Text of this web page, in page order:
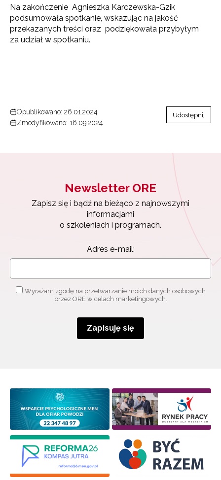
Na zakończenie Agnieszka Karczewska-Gzik
podsumowała spotkanie, wskazując na jakość
przekazanych treści oraz podziękowała przybyłym
za udział w spotkaniu.
Opublikowano: 26.01.2024
Zmodyfikowano: 16.09.2024
Udostępnij
Newsletter ORE
Zapisz się i bądź na bieżąco z najnowszymi
informacjami
o szkoleniach i programach.
Adres e-mail:
Wyrażam zgodę na przetwarzanie moich danych osobowych
przez ORE w celach marketingowych.
Zapisuję się
Newsletter ORE
Zapisz się i bądź na bieżąco z najnowszymi
o szkoleniach i programach.
Adres e-mail:
Wyrażam zgodę na przetwarzanie moich danych
Zapisuję się